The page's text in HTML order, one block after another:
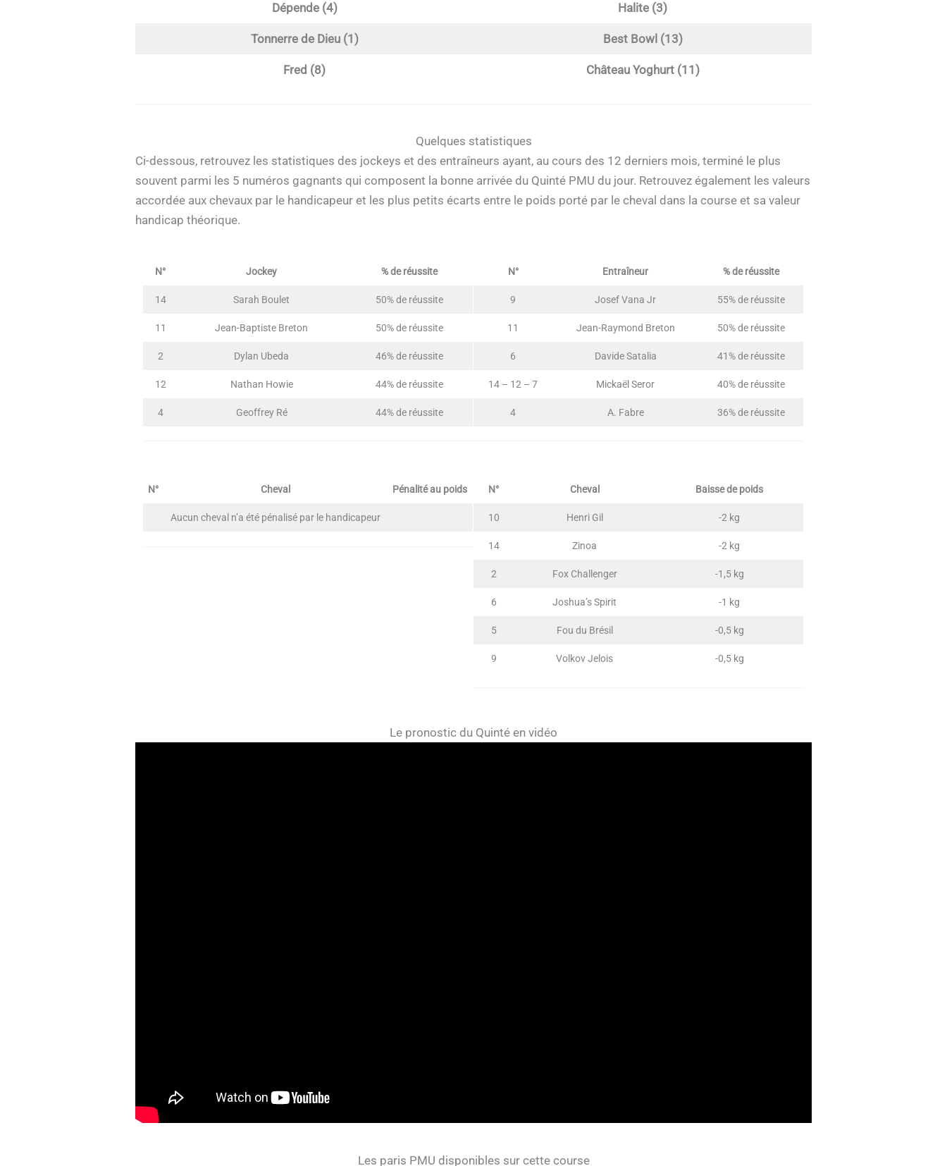
Dépende (4)
Tonnerre de Dieu (1)
Fred (8)
Halite (3)
Best Bowl (13)
Château Yoghurt (11)
Quelques statistiques
Ci-dessous, retrouvez les statistiques des jockeys et des entraîneurs ayant, au cours des 12 derniers mois, terminé le plus
souvent parmi les 5 numéros gagnants qui composent la bonne arrivée du Quinté PMU du jour. Retrouvez également les valeurs
accordée aux chevaux par le handicapeur et les plus petits écarts entre le poids porté par le cheval dans la course et sa valeur
handicap théorique.
N° Jockey % de réussite
14 Sarah Boulet 50% de réussite
11 Jean-Baptiste Breton 50% de réussite
2 Dylan Ubeda 46% de réussite
12 Nathan Howie 44% de réussite
4 Geoffrey Ré 44% de réussite
N° Entraîneur % de réussite
9 Josef Vana Jr 55% de réussite
11 Jean-Raymond Breton 50% de réussite
6 Davide Satalia 41% de réussite
14 – 12 – 7 Mickaël Seror 40% de réussite
4 A. Fabre 36% de réussite
N° Cheval Pénalité au poids
Aucun cheval n’a été pénalisé par le handicapeur
N° Cheval Baisse de poids
10 Henri Gil -2 kg
14 Zinoa -2 kg
2 Fox Challenger -1,5 kg
6 Joshua’s Spirit -1 kg
5 Fou du Brésil -0,5 kg
9 Volkov Jelois -0,5 kg
Le pronostic du Quinté en vidéo
Les paris PMU disponibles sur cette course